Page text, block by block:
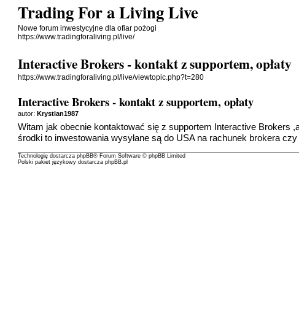
Trading For a Living Live
Nowe forum inwestycyjne dla ofiar pożogi
https://www.tradingforaliving.pl/live/
Interactive Brokers - kontakt z supportem, opłaty
https://www.tradingforaliving.pl/live/viewtopic.php?t=280
Interactive Brokers - kontakt z supportem, opłaty
autor:Krystian1987
Witam jak obecnie kontaktować się z supportem Interactive Brokers
środki to inwestowania wysyłane są do USA na rachunek brokera
Technologię dostarczaphpBB® Forum Software © phpBB Limited
Polski pakiet językowy dostarczaphpBB.pl